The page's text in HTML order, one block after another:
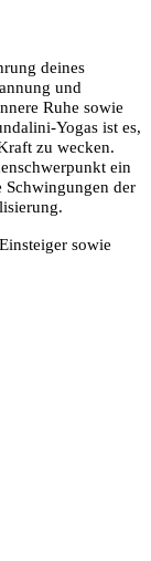
deines
und
Ruhe sowie
Yogas ist es,
zu wecken.
ein
Schwingungen der
sowie